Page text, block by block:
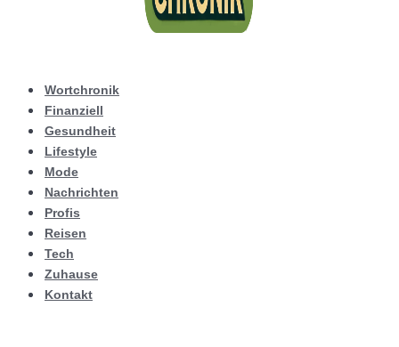
Wortchronik
Finanziell
Gesundheit
Lifestyle
Mode
Nachrichten
Profis
Reisen
Tech
Zuhause
Kontakt